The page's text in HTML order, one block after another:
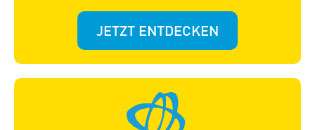
JETZT ENTDECKEN